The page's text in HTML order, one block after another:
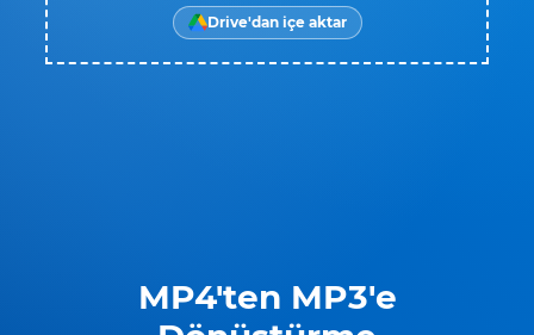
MP4'ten MP3'e
Drive'dan içe aktar